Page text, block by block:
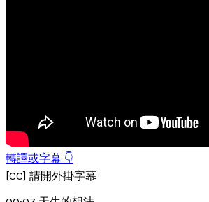
轉譯或字幕 👇
[CC] 請開外掛字幕